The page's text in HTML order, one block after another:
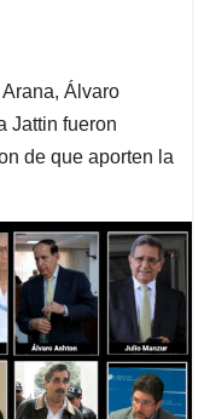
Álvaro
Jattin fueron
de que aporten la